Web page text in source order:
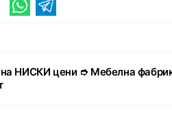
НИСКИ цени ➮ Мебелна